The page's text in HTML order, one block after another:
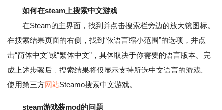
如何在steam上搜索中文游戏
在Steam的主界面，找到并点击搜索栏旁边的放大镜图标。
在搜索结果页面的右侧，找到“依语言缩小范围”的选项，并点
击“简体中文”或“繁体中文”，具体取决于你需要的语言版本。完
成上述步骤后，搜索结果将仅显示支持所选中文语言的游戏。
使用第三方网站Steamo搜索中文游戏。
steam游戏装mod的问题